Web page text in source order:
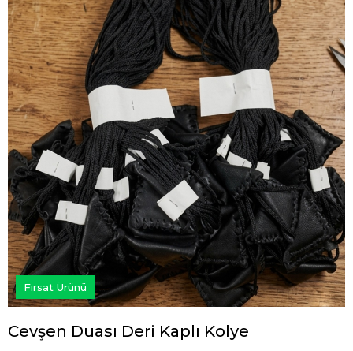
Fırsat Ürünü
Cevşen Duası Deri Kaplı Kolye